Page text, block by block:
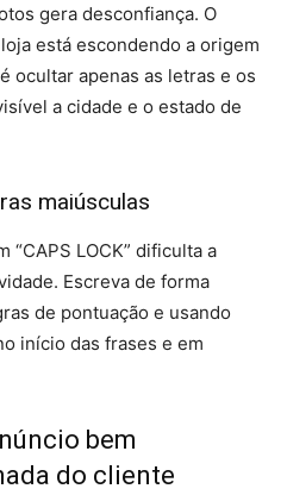
gera desconfiança. O
está escondendo a origem
ocultar apenas as letras e os
a cidade e o estado de
maiúsculas
LOCK” dificulta a
Escreva de forma
de pontuação e usando
início das frases e em
bem
do cliente